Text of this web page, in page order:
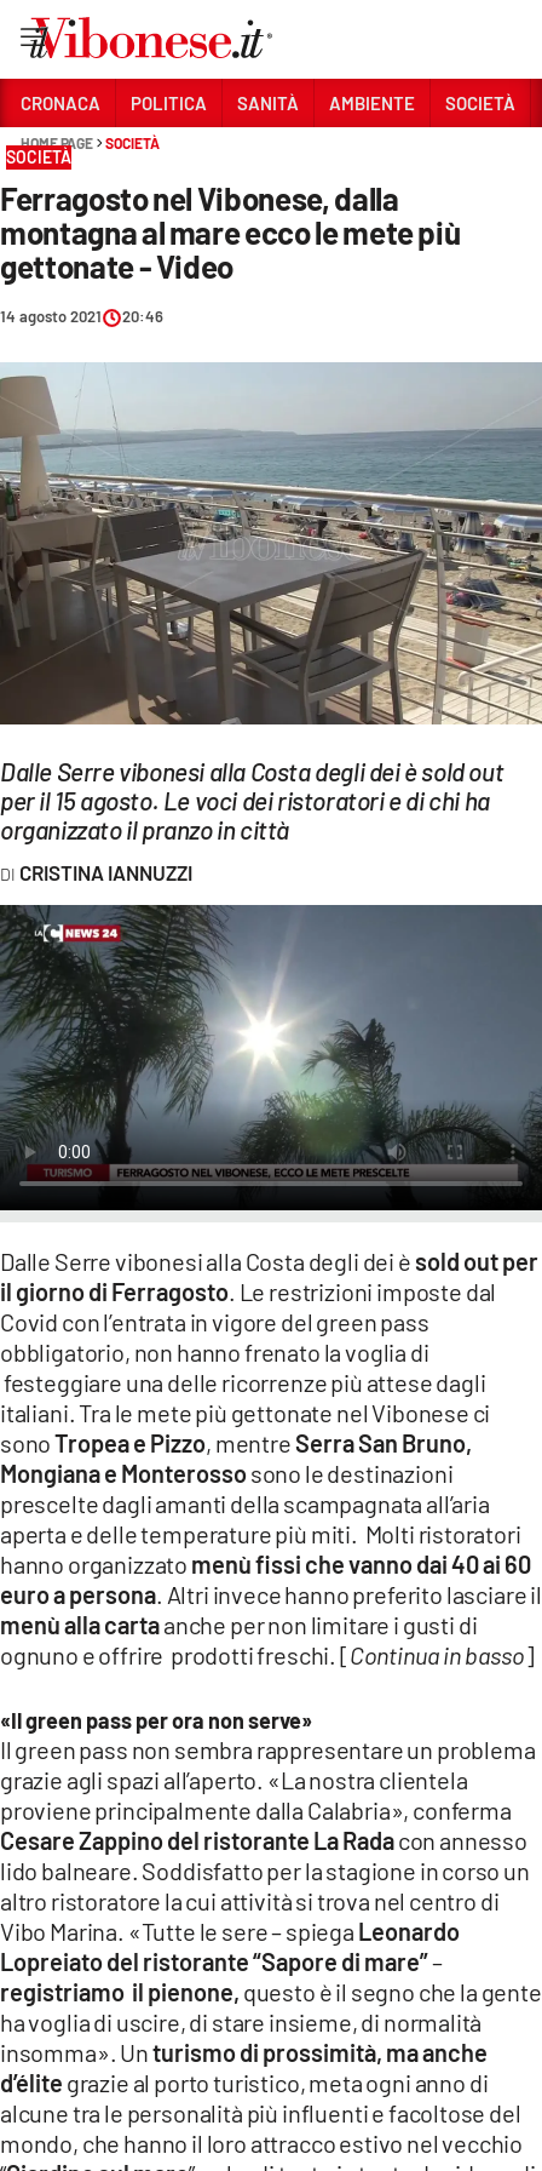
Sezioni
CRONACA
POLITICA
SOCIETÀ
CULTURA
ECONOMIA E LAVORO
EVENTI
LAC TV
LAC NETWORK
LAC ONAIR
Network
LACPLAY.IT
LACTV.IT
LACONAIR.IT
LACITYMAG.IT
ILREGGINO.IT
ILVIBONESE.IT
CATANZAROCHANNEL.IT
LACAPITALENEWS.IT
App
ANDROID
APPLE
CRONACA POLITICA SANITÀ AMBIENTE SOCIETÀ
HOME PAGE SOCIETÀ
SOCIETÀ
Ferragosto nel Vibonese, dalla
montagna al mare ecco le mete più
gettonate - Video
14 agosto 2021 20:46
Dalle Serre vibonesi alla Costa degli dei è sold out
per il 15 agosto. Le voci dei ristoratori e di chi ha
organizzato il pranzo in città
CRISTINA IANNUZZI
Dalle Serre vibonesi alla Costa degli dei è sold out per
il giorno di Ferragosto . Le restrizioni imposte dal
Covid con l’entrata in vigore del green pass
obbligatorio, non hanno frenato la voglia di
festeggiare una delle ricorrenze più attese dagli
italiani. Tra le mete più gettonate nel Vibonese ci
sonoTropea e Pizzo, mentreSerra San Bruno,
Mongiana e Monterossosono le destinazioni
prescelte dagli amanti della scampagnata all’aria
aperta e delle temperature più miti. Molti ristoratori
hanno organizzato menù fissi che vanno dai 40 ai 60
euro a persona . Altri invece hanno preferito lasciare il
menù alla cartaanche per non limitare i gusti di
ognuno e offrire prodotti freschi. [Continua in basso]
«Il green pass per ora non serve»
Il green pass non sembra rappresentare un problema
grazie agli spazi all’aperto. «La nostra clientela
proviene principalmente dalla Calabria», conferma
Cesare Zappino del ristorante La Radacon annesso
lido balneare. Soddisfatto per la stagione in corso un
altro ristoratore la cui attività si trova nel centro di
Vibo Marina. «Tutte le sere – spiega Leonardo
Lopreiato del ristorante “Sapore di mare”–
registriamo il pienone, questo è il segno che la gente
ha voglia di uscire, di stare insieme, di normalità
insomma». Unturismo di prossimità, ma anche
d’élite grazie al porto turistico, meta ogni anno di
alcune tra le personalità più influenti e facoltose del
mondo, che hanno il loro attracco estivo nel vecchio